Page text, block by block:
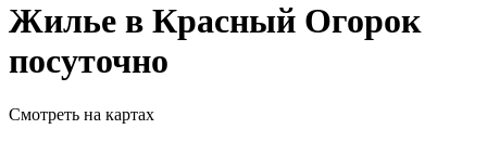
Жилье в Красный Огорок
посуточно
Смотреть на картах